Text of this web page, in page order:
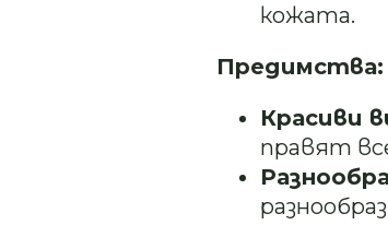
кожата.
Предимства:
Красиви
правят